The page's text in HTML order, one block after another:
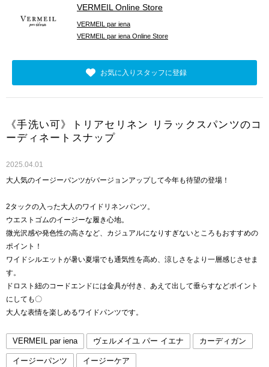
VERMEIL Online Store
VERMEIL par iena
VERMEIL par iena Online Store
お気に入りスタッフに登録
《手洗い可》トリアセリネン リラックスパンツのコ
ーディネートスナップ
2025.04.01
大人気のイージーパンツがバージョンアップして今年も待望の登場！
2タックの入った大人のワイドリネンパンツ。
ウエストゴムのイージーな履き心地。
微光沢感や発色性の高さなど、カジュアルになりすぎないところもおすすめの
ポイント！
ワイドシルエットが暑い夏場でも通気性を高め、涼しさをより一層感じさせま
す。
ドロスト紐のコードエンドには金具が付き、あえて出して垂らすなどポイント
にしても〇
大人な表情を楽しめるワイドパンツです。
VERMEIL par iena ヴェルメイユ パー イエナ カーディガン
イージーパンツ イージーケア